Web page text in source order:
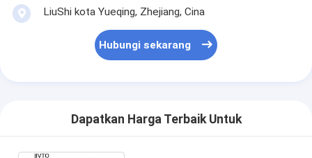
LiuShi kota Yueqing, Zhejiang, Cina
Hubungi sekarang
Dapatkan Harga Terbaik Untuk